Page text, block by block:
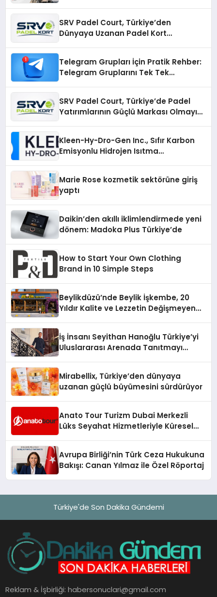
SRV Padel Court, Türkiye’den
Dünyaya Uzanan Padel Kort
Telegram Grupları İçin Pratik Rehber:
Telegram Gruplarını Tek Tek
SRV Padel Court, Türkiye’de Padel
Yatırımlarının Güçlü Markası Olmayı
Kleen-Hy-Dro-Gen Inc., Sıfır Karbon
Emisyonlu Hidrojen Isıtma
Marie Rose kozmetik sektörüne giriş
yaptı
Daikin’den akıllı iklimlendirmede yeni
dönem: Madoka Plus Türkiye’de
How to Start Your Own Clothing
Brand in 10 Simple Steps
Beylikdüzü’nde Beylik İşkembe, 20
Yıldır Kalite ve Lezzetin Değişmeyen
İş İnsanı Seyithan Hanoğlu Türkiye’yi
Uluslararası Arenada Tanıtmayı
Mirabellix, Türkiye’den dünyaya
uzanan güçlü büyümesini sürdürüyor
Anato Tour Turizm Dubai Merkezli
Lüks Seyahat Hizmetleriyle Küresel
Avrupa Birliği’nin Türk Ceza Hukukuna
Bakışı: Canan Yılmaz ile Özel Röportaj
Türkiye'de Son Dakika Gündemi
Reklam & İşbirliği:habersonuclari@gmail.com